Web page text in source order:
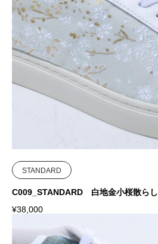
STANDARD
C009_STANDARD 白地金小桜散らし
¥38,000